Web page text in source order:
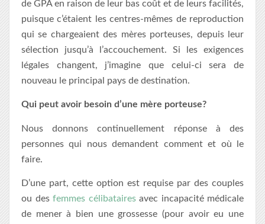
de GPA en raison de leur bas coût et de leurs facilités,
puisque c’étaient les centres-mêmes de reproduction
qui se chargeaient des mères porteuses, depuis leur
sélection jusqu’à l’accouchement. Si les exigences
légales changent, j’imagine que celui-ci sera de
nouveau le principal pays de destination.
Qui peut avoir besoin d’une mère porteuse?
Nous donnons continuellement réponse à des
personnes qui nous demandent comment et où le
faire.
D’une part, cette option est requise par des couples
ou des femmes célibatairesavec incapacité médicale
de mener à bien une grossesse (pour avoir eu une